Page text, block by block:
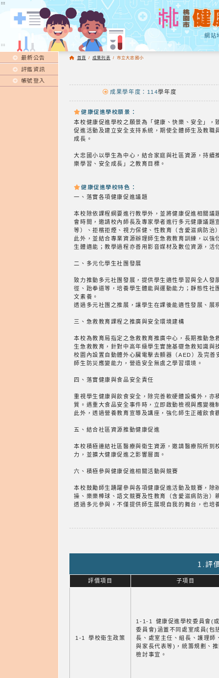
:::
網站
:::
最新公告
評鑑資訊
帳號登入
首頁 / 成果列表 / 市立大忠國小
成果學年度：114學年度
健康促進學校願景：
本校健康促進學校之願景為「健康、快樂、安全」
促進活動及建立安全支持系統，期使全體師生及教
成長。
大忠國小以學生為中心，結合家庭與社區資源，持
樂學習、安全成長」之教育目標。
健康促進學校特色：
一、落實各項健康促進議題
本校除依課程綱要進行教學外，並將健康促進相關
會時間，邀請校內師長及專家學者進行多元健康議
等）、拒檳拒煙、視力保健、性教育（含愛滋病防治
此外，並結合專業資源辦理師生急救教育訓練，以
生體適能；教學過程亦善用影音媒材及數位資源，
二、多元化學生社團發展
致力推動多元社團發展，提供學生適性學習與全人
徑、跆拳道等，培養學生體能與運動能力；靜態性
文素養。
透過多元社團之推展，讓學生在課後能適性發展、展
三、急救教育課程之推廣與安全環境建構
本校為教育局指定之急救教育推廣中心，長期推動
生急救教育，針對中高年級學生實施基礎急救知識與
校園內設置自動體外心臟電擊去顫器（AED）及完
師生防災應變能力，營造安全無虞之學習環境。
四、落實健康與食品安全責任
重視學生健康與飲食安全，除完善軟硬體設備外，
質。遇重大食品安全事件時，立即啟動檢視與應變
此外，透過營養教育宣導及講座，強化師生正確飲
五、結合社區資源推動健康促進
本校積極連結社區醫療與衛生資源，邀請醫療院所
力，並擴大健康促進之影響層面。
六、積極參與健康促進相關活動與競賽
本校鼓勵師生踴躍參與各項健康促進活動及競賽，
操、樂樂棒球、語文競賽及性教育（含愛滋病防治）
透過多元參與，不僅提供師生展現自我的舞台，也
1.評
評價項目 子項目
1-1 學校衛生政策
1-1-1 健康促進學校委員會(
委員會)涵蓋不同處室成員(包
長、處室主任、組長、護理師
與家長代表等)，統籌規劃、
檢討事宜。
:::